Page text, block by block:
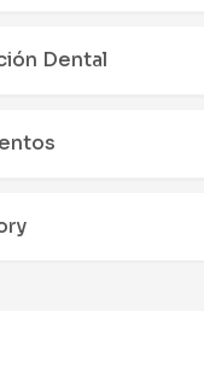
Dental